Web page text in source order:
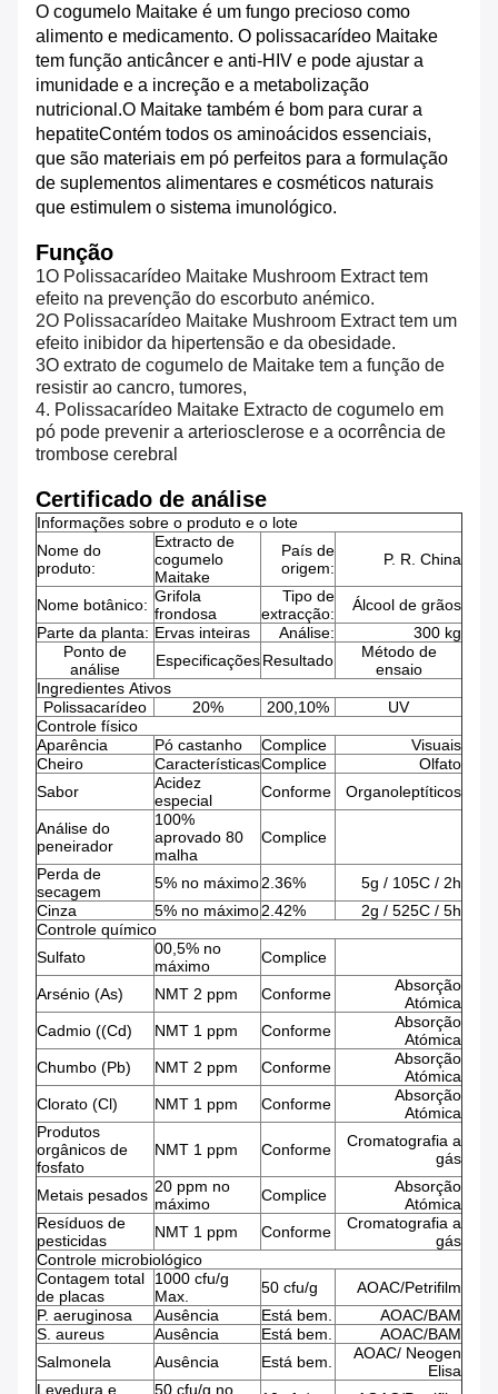
O cogumelo Maitake é um fungo precioso como
alimento e medicamento. O polissacarídeo Maitake
tem função anticâncer e anti-HIV e pode ajustar a
imunidade e a increção e a metabolização
nutricional.O Maitake também é bom para curar a
hepatiteContém todos os aminoácidos essenciais,
que são materiais em pó perfeitos para a formulação
de suplementos alimentares e cosméticos naturais
que estimulem o sistema imunológico.
Função
1O Polissacarídeo Maitake Mushroom Extract tem
efeito na prevenção do escorbuto anémico.
2O Polissacarídeo Maitake Mushroom Extract tem um
efeito inibidor da hipertensão e da obesidade.
3O extrato de cogumelo de Maitake tem a função de
resistir ao cancro, tumores,
4. Polissacarídeo Maitake Extracto de cogumelo em
pó pode prevenir a arteriosclerose e a ocorrência de
trombose cerebral
Certificado de análise
Informações sobre o produto e o lote
Nome do
produto:
Extracto de
cogumelo
Maitake
País de
origem:
P. R. China
Nome botânico: Grifola
frondosa
Tipo de
extracção:
Álcool de grãos
Parte da planta: Ervas inteiras Análise:
300 kg
Ponto de
análise
Especificações Resultado
Método de
ensaio
Ingredientes Ativos
Polissacarídeo
20% 200,10%
UV
Controle físico
Aparência
Pó castanho Complice
Visuais
Cheiro
CaracterísticasComplice
Olfato
Sabor
Acidez
especial
Conforme Organoleptíticos
Análise do
peneirador
100%
aprovado 80
malha
Complice
Perda de
secagem
5% no máximo2.36%
5g / 105C / 2h
Cinza
5% no máximo2.42%
2g / 525C / 5h
Controle químico
Sulfato
00,5% no
máximo
Complice
Arsénio (As) NMT 2 ppm Conforme
Absorção
Atómica
Cadmio ((Cd)
NMT 1 ppm Conforme
Absorção
Atómica
Chumbo (Pb)
NMT 2 ppm Conforme
Absorção
Atómica
Clorato (Cl)
NMT 1 ppm Conforme
Absorção
Atómica
Produtos
orgânicos de
fosfato
NMT 1 ppm Conforme
Cromatografia a
gás
Metais pesados 20 ppm no
máximo
Complice
Absorção
Atómica
Resíduos de
pesticidas
NMT 1 ppm Conforme
Cromatografia a
gás
Controle microbiológico
Contagem total
de placas
1000 cfu/g
Max.
50 cfu/g
AOAC/Petrifilm
P. aeruginosa
Ausência Está bem.
AOAC/BAM
S. aureus
Ausência Está bem.
AOAC/BAM
Salmonela
Ausência Está bem.
AOAC/ Neogen
Elisa
Levedura e
50 cfu/g no